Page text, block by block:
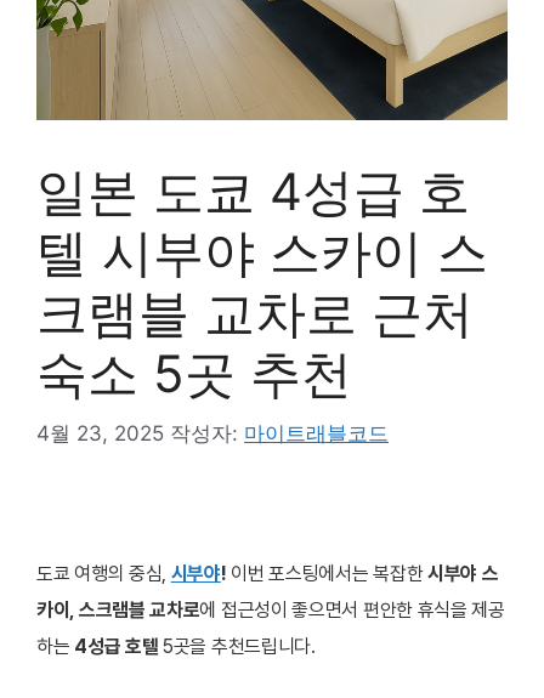
일본 도쿄 4성급 호
텔 시부야 스카이 스
크램블 교차로 근처
숙소 5곳 추천
4월 23, 2025 작성자: 마이트래블코드
도쿄 여행의 중심, 시부야! 이번 포스팅에서는복잡한시부야 스
카이
스크램블 교차로에 접근성이 좋으면서 편안한 휴식을 제공
하는 4성급 호텔 5곳을 추천드립니다.